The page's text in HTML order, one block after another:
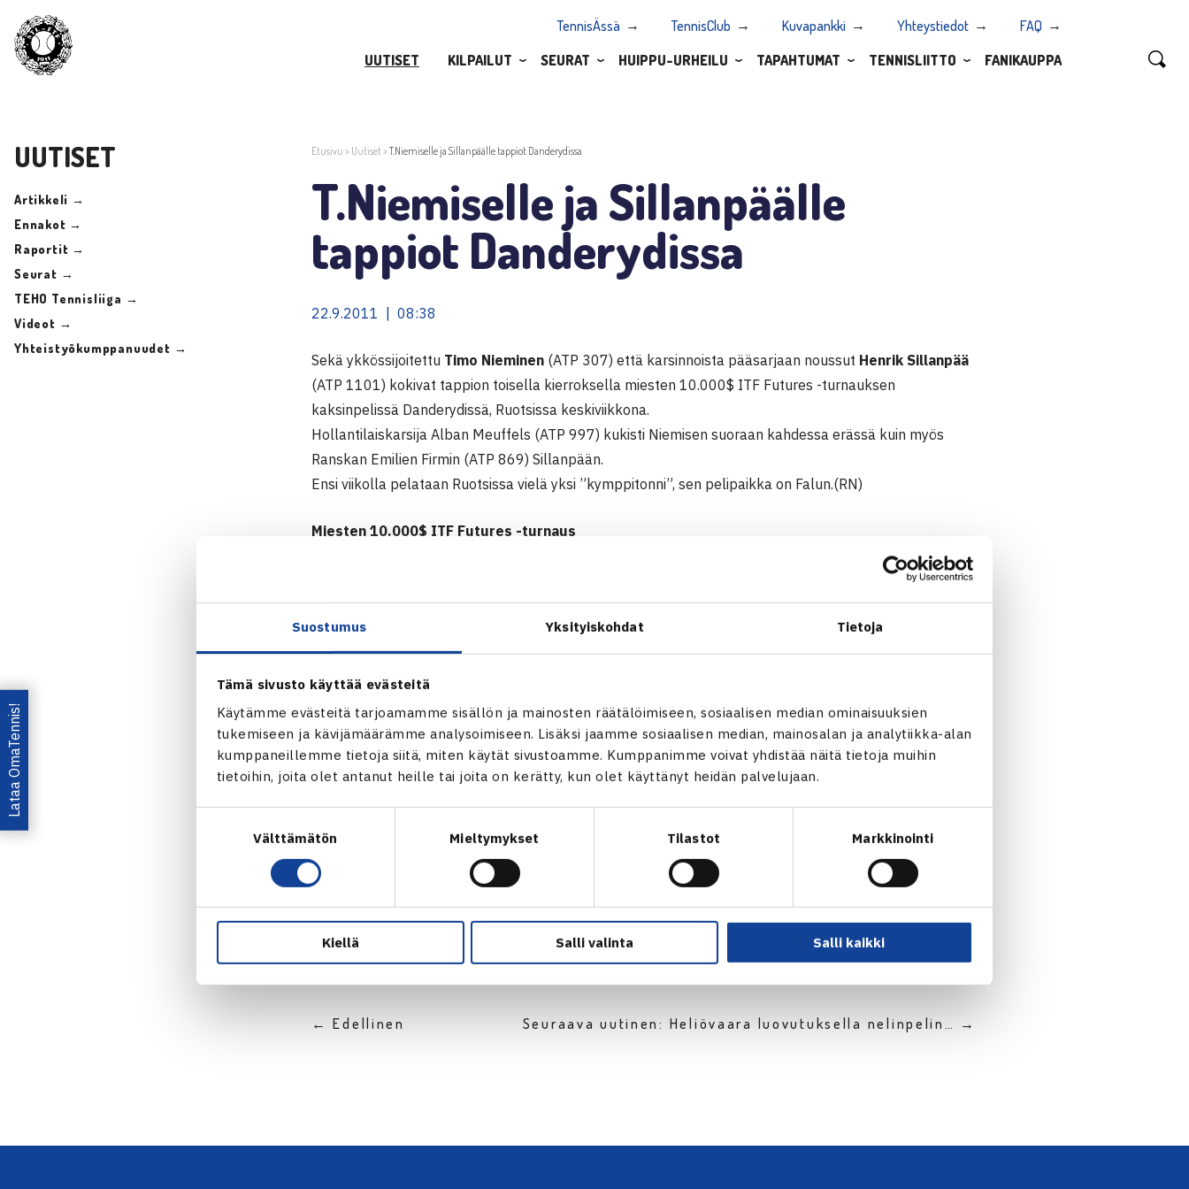
Suostumus Yksityiskohdat Tietoja
Tämä sivusto käyttää evästeitä
Käytämme evästeitä tarjoamamme sisällön ja mainosten räätälöimiseen, sosiaalisen median ominaisuuksien
tukemiseen ja kävijämäärämme analysoimiseen. Lisäksi jaamme sosiaalisen median, mainosalan ja analytiikka-alan
kumppaneillemme tietoja siitä, miten käytät sivustoamme. Kumppanimme voivat yhdistää näitä tietoja muihin
tietoihin, joita olet antanut heille tai joita on kerätty, kun olet käyttänyt heidän palvelujaan.
Välttämätön Mieltymykset Tilastot Markkinointi
Kiellä Salli valinta Salli kaikki
TennisÄssä TennisClub Kuvapankki Yhteystiedot
FAQ
UUTISET
KILPAILUT SEURAT HUIPPU-URHEILU TAPAHTUMAT TENNISLIITTO FANIKAUPPA
UUTISET
Artikkeli →
Ennakot →
Raportit →
Seurat →
TEHO Tennisliiga →
Videot →
Yhteistyökumppanuudet →
Etusivu > Uutiset>T.Niemiselle ja Sillanpäälle tappiot Danderydissa
T.Niemiselle ja Sillanpäälle
tappiot Danderydissa
22.9.2011 | 08:38
Sekä ykkössijoitettu Timo Nieminen (ATP 307) että karsinnoista pääsarjaan noussut Henrik Sillanpää
(ATP 1101) kokivat tappion toisella kierroksella miesten 10.000$ ITF Futures -turnauksen
kaksinpelissä Danderydissä, Ruotsissa keskiviikkona.
Hollantilaiskarsija Alban Meuffels (ATP 997) kukisti Niemisen suoraan kahdessa erässä kuin myös
Ranskan Emilien Firmin (ATP 869) Sillanpään.
Ensi viikolla pelataan Ruotsissa vielä yksi ”kymppitonni”, sen pelipaikka on Falun.(RN)
Miesten 10.000$ ITF Futures -turnaus
Kaksinpeli: Alban Meuffels Hollanti (karsija) – Timo Nieminen (1.) 63 64, Emilien Firmin Ranska –
Henrik Sillanpää (karsija) 63 62
Danderydin ITF Futures verkossa
Timo Nieminen
Kuva: Katriina Saarinen
← Edellinen Seuraava uutinen: Heliövaara luovutuksella nelinpelin… →
Lataa OmaTennis!